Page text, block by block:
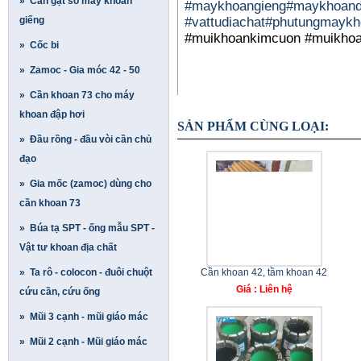
giếng
» Cốc bi
» Zamoc - Gia móc 42 - 50
» Cần khoan 73 cho máy
khoan đập hơi
» Đầu rồng - đầu vòi cần chủ
đạo
» Gia mốc (zamoc) dùng cho
cần khoan 73
» Búa tạ SPT - ống mẫu SPT -
Vật tư khoan địa chất
» Ta rô - colocon - đuôi chuột
cứu cần, cứu ống
» Mũi 3 cạnh - mũi giáo mác
» Mũi 2 cạnh - Mũi giáo mác
#maykhoangieng
#vattudiachat
#muikhoankimcuon
SẢN PHẨM CÙNG LOẠI:
Cần khoan 42, tầm khoan 42
Giá : Liên hệ